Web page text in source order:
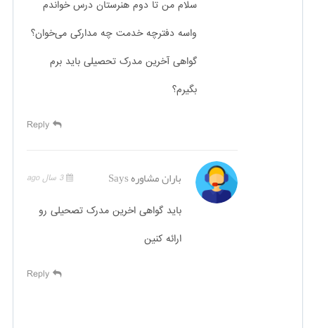
سلام من تا دوم هنرستان درس خواندم
واسه دفترچه خدمت چه مدارکی می‌خوان؟
گواهی آخرین مدرک تحصیلی باید برم
بگیرم؟
Reply
باران مشاورهSays 3 سال ago
باید گواهی اخرین مدرک تصحیلی رو
ارائه کنین
Reply